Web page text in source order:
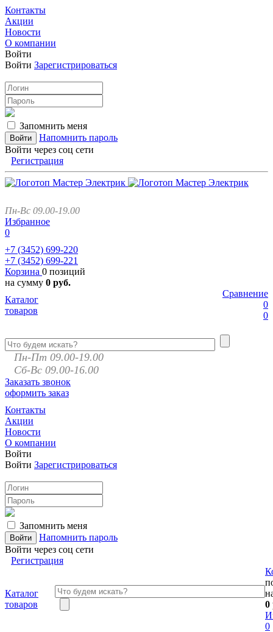
Контакты
Акции
Новости
О компании
Войти
Войти Зарегистрироваться
Запомнить меня
Напомнить пароль
Войти через соц сети
Регистрация
Пн-Вс 09.00-19.00
Избранное
0
+7 (3452) 699-220
+7 (3452) 699-221
Корзина 0 позиций
на сумму 0 руб.
Сравнение
0
0
Каталог
товаров
Пн-Пт 09.00-19.00
Сб-Вс 09.00-16.00
Заказать звонок
оформить заказ
Контакты
Акции
Новости
О компании
Войти
Войти Зарегистрироваться
Запомнить меня
Напомнить пароль
Войти через соц сети
Регистрация
Каталог
товаров
0
0